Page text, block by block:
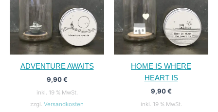
ADVENTURE AWAITS
9,90€
inkl. 19 % MwSt.
zzgl. Versandkosten
HOME IS WHERE
HEART IS
9,90€
inkl. 19 % MwSt.